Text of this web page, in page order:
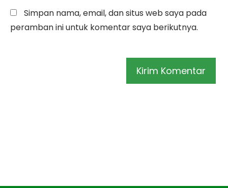
Simpan nama, email, dan situs web saya pada
peramban ini untuk komentar saya berikutnya.